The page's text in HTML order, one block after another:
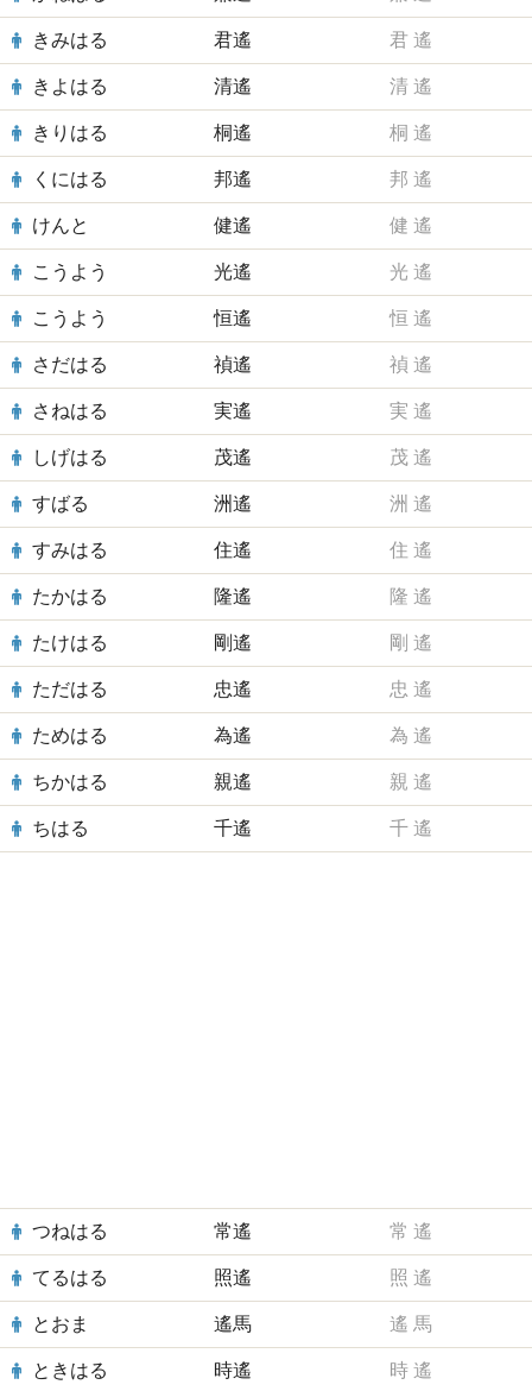
きみはる 君遙 君 遙
きよはる 清遙 清 遙
きりはる 桐遙 桐 遙
くにはる 邦遙 邦 遙
けんと 健遙 健 遙
こうよう 光遙 光 遙
こうよう 恒遙 恒 遙
さだはる 禎遙 禎 遙
さねはる 実遙 実 遙
しげはる 茂遙 茂 遙
すばる 洲遙 洲 遙
すみはる 住遙 住 遙
たかはる 隆遙 隆 遙
たけはる 剛遙 剛 遙
ただはる 忠遙 忠 遙
ためはる 為遙 為 遙
ちかはる 親遙 親 遙
ちはる 千遙 千 遙
つねはる 常遙 常 遙
てるはる 照遙 照 遙
とおま 遙馬 遙 馬
ときはる 時遙 時 遙